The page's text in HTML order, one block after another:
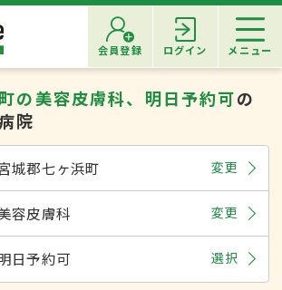
会員登録 ログイン メニュー
の美容皮膚科、明日予約可の
院
城郡七ヶ浜町 変更
容皮膚科 変更
日予約可 選択